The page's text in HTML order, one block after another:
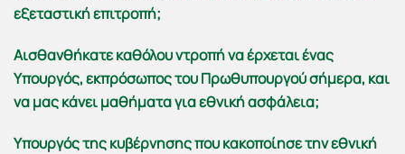
εξεταστική επιτροπή;
Αισθανθήκατε καθόλου ντροπή να έρχεται ένας
Υπουργός, εκπρόσωπος του Πρωθυπουργού σήμερα, και
να μας κάνει μαθήματα για εθνική ασφάλεια;
Υπουργός της κυβέρνησης που κακοποίησε την εθνική